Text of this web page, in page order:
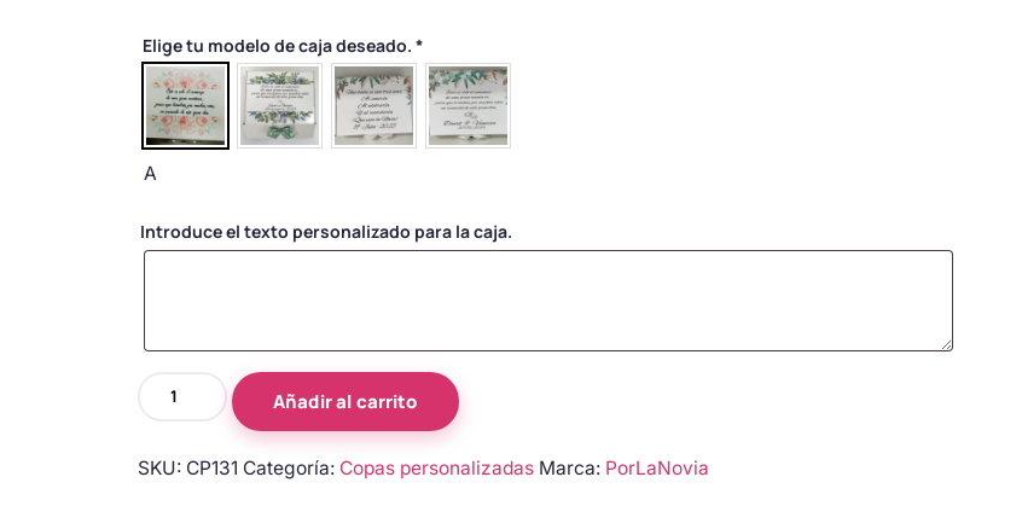
Elige tu modelo de caja deseado. *
A
Introduce el texto personalizado para la caja.
Copas
personalizadas
Añadir al carrito
SKU: CP131 Categoría: Copas personalizadas Marca: PorLaNovia